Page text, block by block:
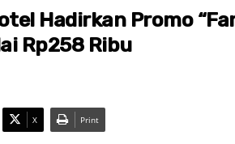
Hadirkan Promo
Rp258 Ribu
X Print